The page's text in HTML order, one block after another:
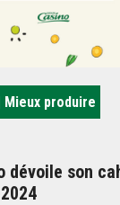
Mieux produire
dévoile son